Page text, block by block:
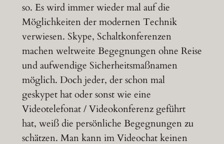
so. Es wird immer wieder mal auf die
Möglichkeiten der modernen Technik
verwiesen. Skype, Schaltkonferenzen
machen weltweite Begegnungen ohne Reise
und aufwendige Sicherheitsmaßnamen
möglich. Doch jeder, der schon mal
geskypet hat oder sonst wie eine
Videotelefonat / Videokonferenz geführt
hat, weiß die persönliche Begegnungen zu
schätzen. Man kann im Videochat keinen